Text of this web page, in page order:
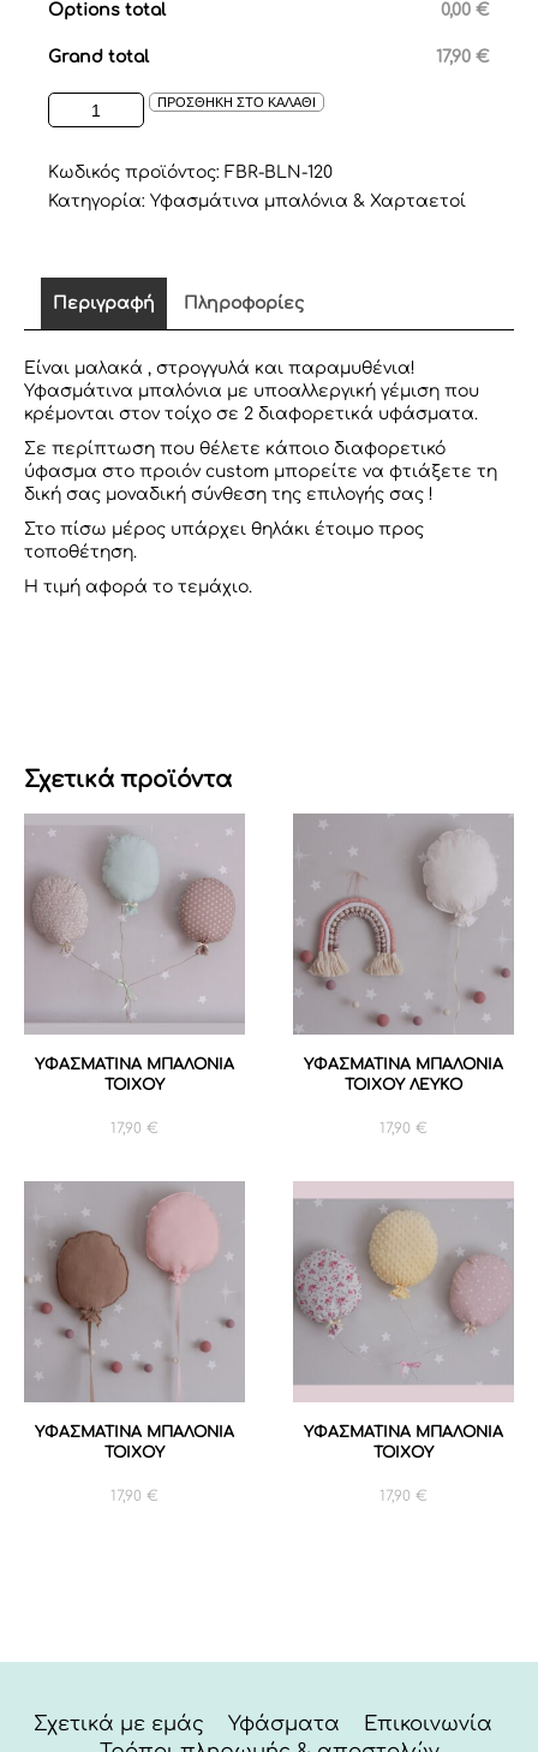
Options total 0,00 €
Grand total 17,90 €
ΥΦΑΣΜΑΤΙΝΑ
ΜΠΑΛΟΝΙΑ
ποσότητα
ΠΡΟΣΘΗΚΗ ΣΤΟ ΚΑΛΑΘΙ
Κωδικός προϊόντος: FBR-BLN-120
Κατηγορία: Υφασμάτινα μπαλόνια & Χαρταετοί
Περιγραφή Πληροφορίες
Είναι μαλακά , στρογγυλά και παραμυθένια!
Υφασμάτινα μπαλόνια με υποαλλεργική γέμιση που
κρέμονται στον τοίχο σε 2 διαφορετικά υφάσματα.
Σε περίπτωση που θέλετε κάποιο διαφορετικό
ύφασμα στο προιόν custom μπορείτε να φτιάξετε τη
δική σας μοναδική σύνθεση της επιλογής σας !
Στο πίσω μέρος υπάρχει θηλάκι έτοιμο προς
τοποθέτηση.
H τιμή αφορά το τεμάχιο.
Σχετικά προϊόντα
ΥΦΑΣΜΑΤΙΝΑ ΜΠΑΛΟΝΙΑ
ΤΟΙΧΟΥ
17,90 €
ΥΦΑΣΜΑΤΙΝΑ ΜΠΑΛΟΝΙΑ
ΤΟΙΧΟΥ ΛΕΥΚΟ
17,90 €
ΥΦΑΣΜΑΤΙΝΑ ΜΠΑΛΟΝΙΑ
ΤΟΙΧΟΥ
17,90 €
ΥΦΑΣΜΑΤΙΝΑ ΜΠΑΛΟΝΙΑ
ΤΟΙΧΟΥ
17,90 €
Σχετικά με εμάς Υφάσματα
Επικοινωνία